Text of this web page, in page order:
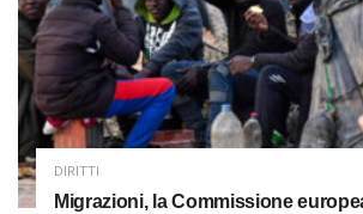
DIRITTI
Migrazioni, la Commissione